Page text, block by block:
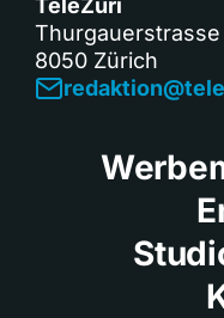
8050 Zürich